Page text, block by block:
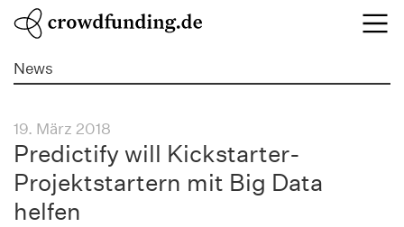
News
19. März 2018
Predictify will Kickstarter-
Projektstartern mit Big Data
helfen